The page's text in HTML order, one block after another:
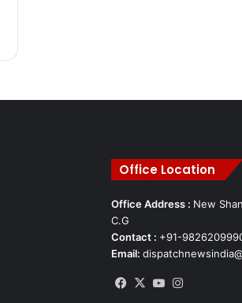
Office Location
Office Address : New
C.G
Contact : +91-
Email:
Facebook
X YouTube